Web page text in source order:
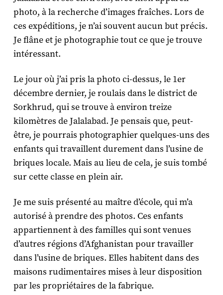
photo, à la recherche d’images fraîches. Lors de
ces expéditions, je n’ai souvent aucun but précis.
Je flâne et je photographie tout ce que je trouve
intéressant.
Le jour où j’ai pris la photo ci-dessus, le 1er
décembre dernier, je roulais dans le district de
Sorkhrud, qui se trouve à environ treize
kilomètres de Jalalabad. Je pensais que, peut-
être, je pourrais photographier quelques-uns des
enfants qui travaillent durement dans l’usine de
briques locale. Mais au lieu de cela, je suis tombé
sur cette classe en plein air.
Je me suis présenté au maître d’école, qui m’a
autorisé à prendre des photos. Ces enfants
appartiennent à des familles qui sont venues
d’autres régions d’Afghanistan pour travailler
dans l’usine de briques. Elles habitent dans des
maisons rudimentaires mises à leur disposition
par les propriétaires de la fabrique.